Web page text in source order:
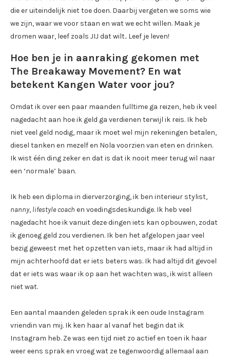
die er uiteindelijk niet toe doen. Daarbij vergeten we soms wie
we zijn, waar we voor staan en wat we echt willen. Maak je
dromen waar, leef zoals JIJ dat wilt.. Leef je leven!
Hoe ben je in aanraking gekomen met
The Breakaway Movement? En wat
betekent Kangen Water voor jou?
Omdat ik over een paar maanden fulltime ga reizen, heb ik veel
nagedacht aan hoe ik geld ga verdienen terwijl ik reis. Ik heb
niet veel geld nodig, maar ik moet wel mijn rekeningen betalen,
diesel tanken en mezelf en Nola voorzien van eten en drinken.
Ik wist één ding zeker en dat is dat ik nooit meer terug wil naar
een ‘normale’ baan.
Ik heb een diploma in dierverzorging, ik ben interieur stylist,
nanny, lifestyle coach en voedingsdeskundige. Ik heb veel
nagedacht hoe ik vanuit deze dingen iets kan opbouwen, zodat
ik genoeg geld zou verdienen. Ik ben het afgelopen jaar veel
bezig geweest met het opzetten van iets, maar ik had altijd in
mijn achterhoofd dat er iets beters was. Ik had altijd dit gevoel
dat er iets was waar ik op aan het wachten was, ik wist alleen
niet wat.
Een aantal maanden geleden sprak ik een oude Instagram
vriendin van mij. Ik ken haar al vanaf het begin dat ik
Instagram heb. Ze was een tijd niet zo actief en toen ik haar
weer eens sprak en vroeg wat ze tegenwoordig allemaal aan